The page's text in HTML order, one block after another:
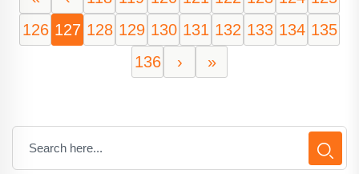
126 127 128 129 130 131 132 133 134 135
136
› »